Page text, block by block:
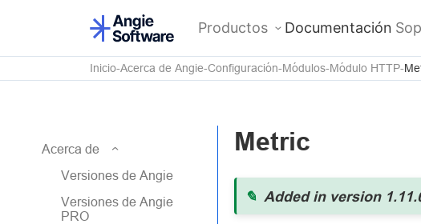
Productos Documentación
Inicio Acerca de Angie Configuración Módulos Módulo HTTP
Acerca de
Versiones de Angie
Versiones de Angie
PRO
Metric
Added in version